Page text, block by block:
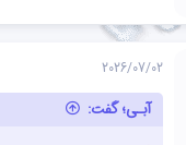
2026/07/02
آبـی؛ گفت: